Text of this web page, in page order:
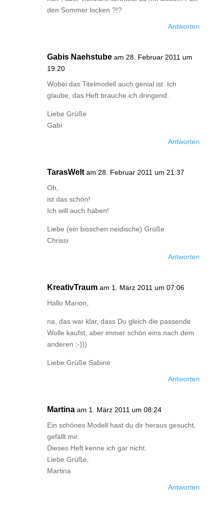
den Sommer locken ?!?
Antworten
Gabis Naehstube am 28. Februar 2011 um
19:20
Wobei das Titelmodell auch genial ist. Ich
glaube, das Heft brauche ich dringend.
Liebe Grüße
Gabi
Antworten
TarasWelt am 28. Februar 2011 um 21:37
Oh,
ist das schön!
Ich will auch haben!
Liebe (ein bisschen neidische) Grüße
Chrissi
Antworten
KreativTraum am 1. März 2011 um 07:06
Hallo Marion,
na, das war klar, dass Du gleich die passende
Wolle kaufst, aber immer schön eins nach dem
anderen ;-)))
Liebe Grüße Sabine
Antworten
Martina am 1. März 2011 um 08:24
Ein schönes Modell hast du dir heraus gesucht,
gefällt mir.
Dieses Heft kenne ich gar nicht.
Liebe Grüße,
Martina
Antworten